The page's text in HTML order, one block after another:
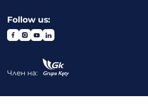
Follow us:
Член на: